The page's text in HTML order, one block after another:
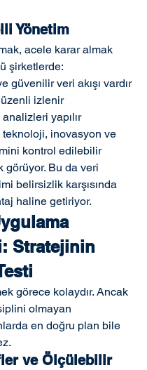
Yönetim
acele karar almak
şirketlerde:
güvenilir veri akışı vardır
izlenir
yapılır
teknoloji, inovasyon ve
kontrol edilebilir
görüyor. Bu da veri
belirsizlik karşısında
haline getiriyor.
Stratejinin
görece kolaydır. Ancak
olmayan
en doğru plan bile
ve Ölçülebilir